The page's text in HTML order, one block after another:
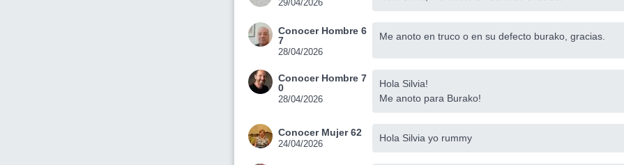
29/04/2026
Conocer Hombre 6
7
28/04/2026
Me anoto en truco o en su defecto burako, gracias.
Conocer Hombre 7
0
28/04/2026
Hola Silvia!
Me anoto para Burako!
Conocer Mujer 62
24/04/2026
Hola Silvia yo rummy